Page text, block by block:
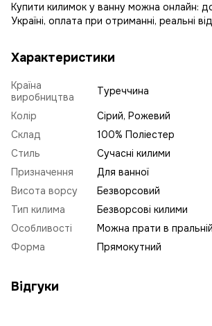
Купити килимок у ванну можна онлайн:
Україні, оплата при отриманні, реальні
Характеристики
Країна
виробництва
Туреччина
Колір
Сірий, Рожевий
Склад
100% Поліестер
Стиль
Сучасні килими
Призначення
Для ванної
Висота ворсу
Безворсовий
Тип килима
Безворсові килими
Особливості
Можна прати в
Форма
Прямокутний
Відгуки